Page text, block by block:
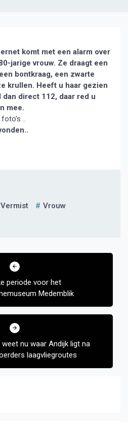
komt met een alarm over
jarige vrouw. Ze draagt een
bontkraag, een zwarte
krullen. Heeft u haar gezien
direct 112, daar red u
mee.
..
Vermist
Vrouw
periode voor het
Medemblik
nu waar Andijk ligt na
laagvliegroutes